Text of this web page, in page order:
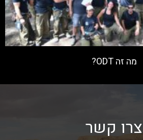
מה זה ODT?
צרו קשר